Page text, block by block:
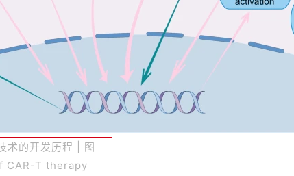
术的开发历程 | 图
CAR-T therapy